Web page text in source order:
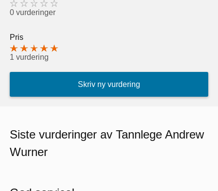
0 vurderinger
Pris
1 vurdering
Skriv ny vurdering
Siste vurderinger av Tannlege Andrew
Wurner